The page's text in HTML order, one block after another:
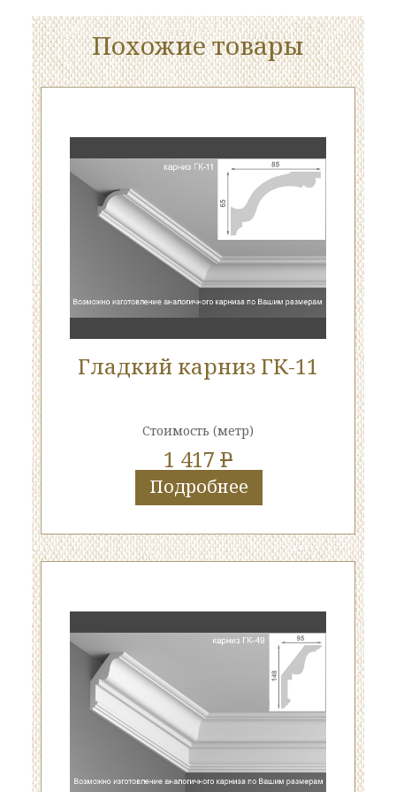
Похожие товары
Гладкий карниз ГК-11
Стоимость (метр)
1 417 P
Подробнее